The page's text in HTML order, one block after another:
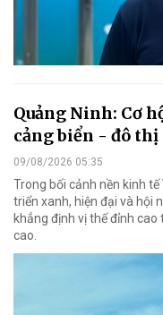
Quảng Ninh: Cơ
cảng biển - đô thị
09/08/2026 05:35
Trong bối cảnh nền kinh
triển xanh, hiện đại và hội
khẳng định vị thế đỉnh
cao.